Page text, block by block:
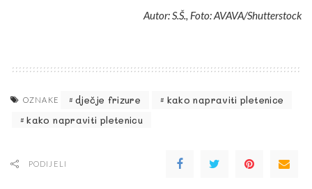
Autor: S.Š., Foto: AVAVA/Shutterstock
OZNAKE dječje frizure
kako napraviti pletenice
kako napraviti pletenicu
PODIJELI